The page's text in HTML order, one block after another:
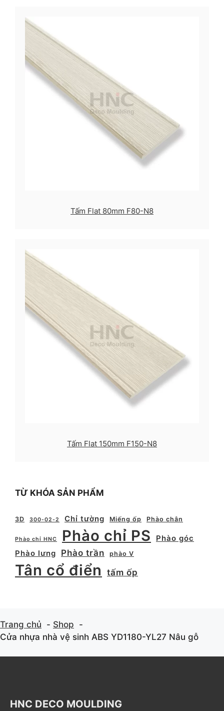
Tấm Flat 80mm F80-N8
Tấm Flat 150mm F150-N8
TỪ KHÓA SẢN PHẨM
3D 300-02-2 Chỉ tường Miếng ốp Phào chân
Phào chỉ HNC Phào chỉ PS
Phào góc
Phào lưng
Phào trần phào V
Tân cổ điển tấm ốp
Trang chủ
Shop
Cửa nhựa nhà vệ sinh ABS YD1180-YL27 Nâu gỗ
HNC DECO MOULDING